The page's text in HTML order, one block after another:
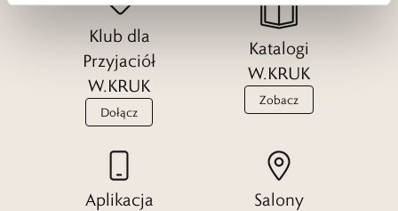
Klub dla
Przyjaciół
W.KRUK
Dołącz
Katalogi
W.KRUK
Zobacz
Aplikacja
Salony